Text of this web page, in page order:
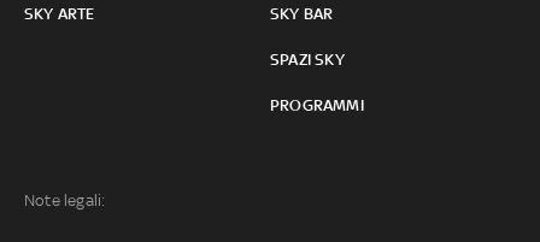
SKY ARTE SKY BAR
SPAZI SKY
PROGRAMMI
Note legali: